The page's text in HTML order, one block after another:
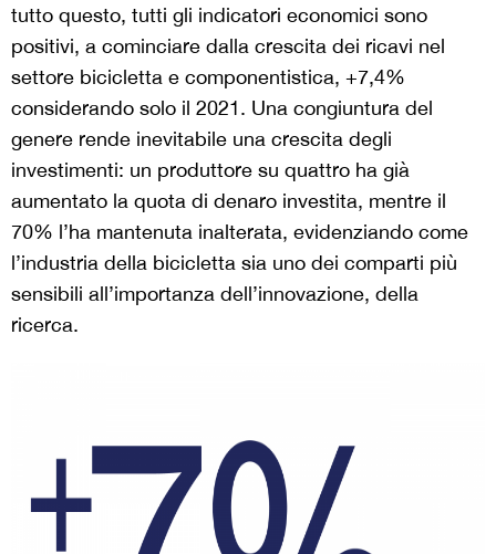
tutto questo, tutti gli indicatori economici sono
positivi, a cominciare dalla crescita dei ricavi nel
settore bicicletta e componentistica, +7,4%
considerando solo il 2021. Una congiuntura del
genere rende inevitabile una crescita degli
investimenti: un produttore su quattro ha già
aumentato la quota di denaro investita, mentre il
70% l’ha mantenuta inalterata, evidenziando come
l’industria della bicicletta sia uno dei comparti più
sensibili all’importanza dell’innovazione, della
ricerca.